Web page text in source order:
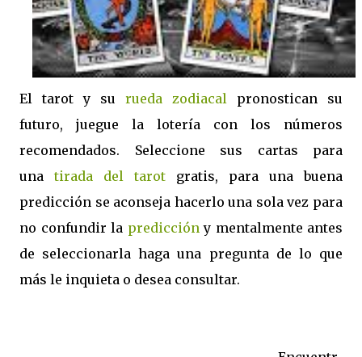
El tarot y su rueda zodiacal pronostican su
futuro, juegue la lotería con los números
recomendados. Seleccione sus cartas para
unatirada del tarot gratis, para una buena
predicción se aconseja hacerlo una sola vez para
no confundir la prediccióny mentalmente antes
de seleccionarla haga una pregunta de lo que
más le inquieta o desea consultar.